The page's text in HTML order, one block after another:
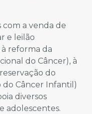
com a venda de
e leilão
reforma da
do Câncer), à
do
do Câncer Infantil)
diversos
adolescentes.